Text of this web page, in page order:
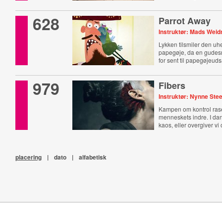
628 Parrot Away
Instruktør: Mads
Lykken tilsmiler den
papegøje, da en
for sent til
979 Fibers
Instruktør: Nynne
Kampen om kontrol
menneskets indre. I
kaos, eller overgiver vi
placering | dato | alfabetisk